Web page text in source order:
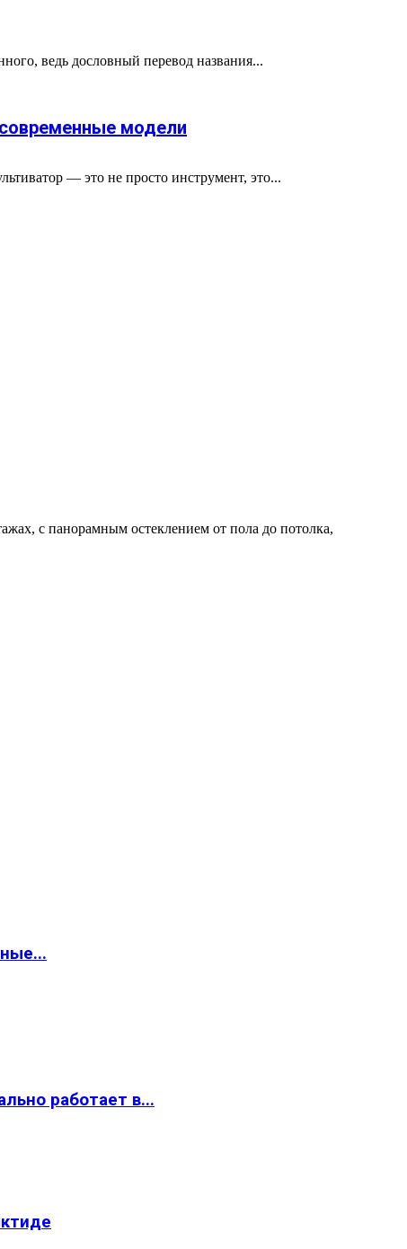
ведь дословный перевод названия...
модели
— это не просто инструмент, это...
с панорамным остеклением от пола до потолка,
работает в...